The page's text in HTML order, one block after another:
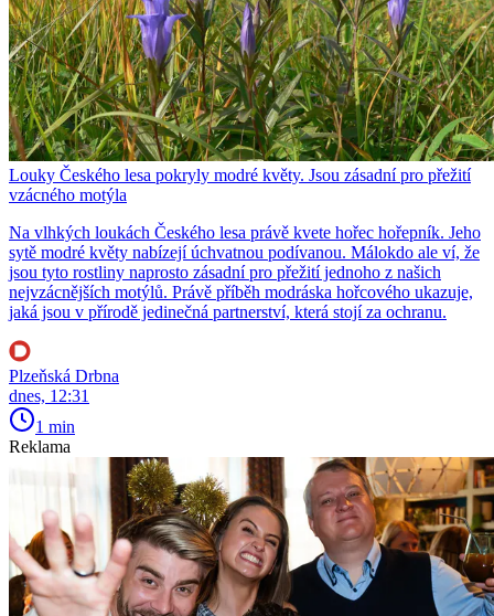
Louky Českého lesa pokryly modré květy. Jsou zásadní pro přežití
vzácného motýla
Na vlhkých loukách Českého lesa právě kvete hořec hořepník. Jeho
sytě modré květy nabízejí úchvatnou podívanou. Málokdo ale ví, že
jsou tyto rostliny naprosto zásadní pro přežití jednoho z našich
nejvzácnějších motýlů. Právě příběh modráska hořcového ukazuje,
jaká jsou v přírodě jedinečná partnerství, která stojí za ochranu.
Plzeňská Drbna
dnes, 12:31
1 min
Reklama